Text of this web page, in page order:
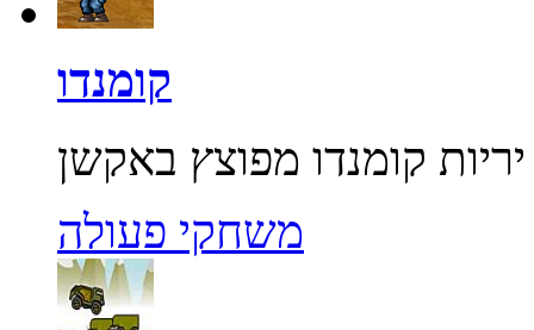
קומנדו
משחקי פעולה